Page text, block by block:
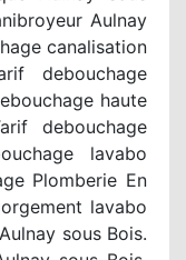
Aulnay
canalisation
debouchage
haute
debouchage
lavabo
Plomberie En
lavabo
sous Bois.